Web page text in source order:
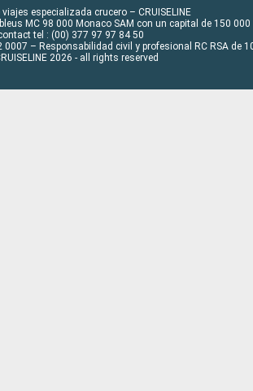
especializada crucero – CRUISELINE
MC 98 000 Monaco SAM con un capital de 150 000
tel : (00) 377 97 97 84 50
– Responsabilidad civil y profesional RC RSA de
2026 - all rights reserved